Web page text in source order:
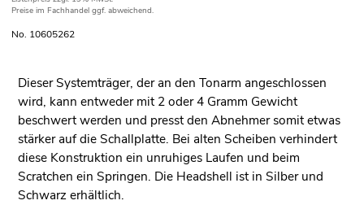
Preise im Fachhandel ggf. abweichend.
No. 10605262
Dieser Systemträger, der an den Tonarm angeschlossen
wird, kann entweder mit 2 oder 4 Gramm Gewicht
beschwert werden und presst den Abnehmer somit etwas
stärker auf die Schallplatte. Bei alten Scheiben verhindert
diese Konstruktion ein unruhiges Laufen und beim
Scratchen ein Springen. Die Headshell ist in Silber und
Schwarz erhältlich.